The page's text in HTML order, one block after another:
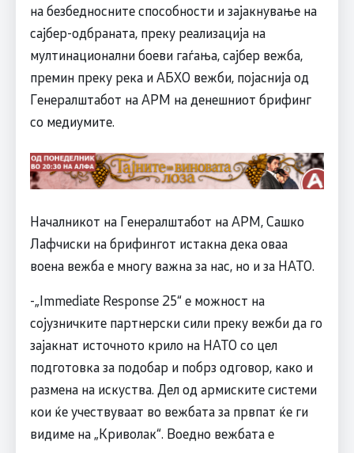
на безбедносните способности и зајакнување на
сајбер-одбраната, преку реализација на
мултинационални боеви гаѓања, сајбер вежба,
премин преку река и АБХО вежби, појаснија од
Генералштабот на АРМ на денешниот брифинг
со медиумите.
Началникот на Генералштабот на АРМ, Сашко
Лафчиски на брифингот истакна дека оваа
воена вежба е многу важна за нас, но и за НАТО.
-„Immediate Response 25“ е можност на
сојузничките партнерски сили преку вежби да го
зајакнат источното крило на НАТО со цел
подготовка за подобар и побрз одговор, како и
размена на искуства. Дел од армиските системи
кои ќе учествуваат во вежбата за првпат ќе ги
видиме на „Криволак“. Воедно вежбата е